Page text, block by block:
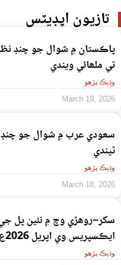
تازيون اپڊيٽس
تي ملھائي ويندي
وڌيڪ پڙهو
March 19, 2026
ٿيندي
وڌيڪ پڙهو
March 18, 2026
سکر–روهڙي وچ ۾ نئين پل
ايڪسپريس وي اپريل 2026ع تائين مڪمل ڪرڻ جي هدايت
وڌيڪ پڙهو